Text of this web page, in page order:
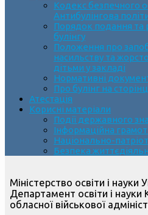
Кодекс безпечного
Антибулінгова
Порядок подання та
булінгу
Положення про
насильству та
дітьми у закладі
Нормативні
Про булінг на
Атестація
Корисні матеріали
Події державного
Інформаційна
Національно-
Безпека
Міністерство освіти і науки
Департамент освіти і науки
обласної військової